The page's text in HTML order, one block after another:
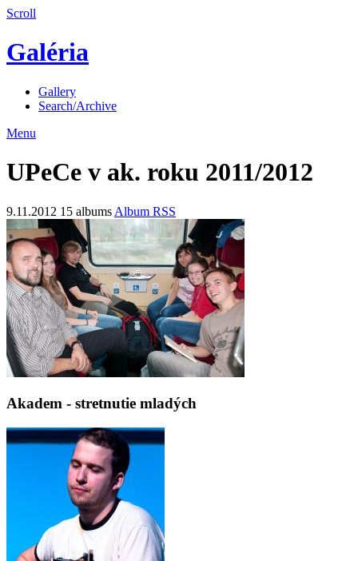
Scroll
Galéria
Gallery
Search/Archive
Menu
UPeCe v ak. roku 2011/2012
9.11.2012 15 albums Album RSS
Akadem - stretnutie mladých